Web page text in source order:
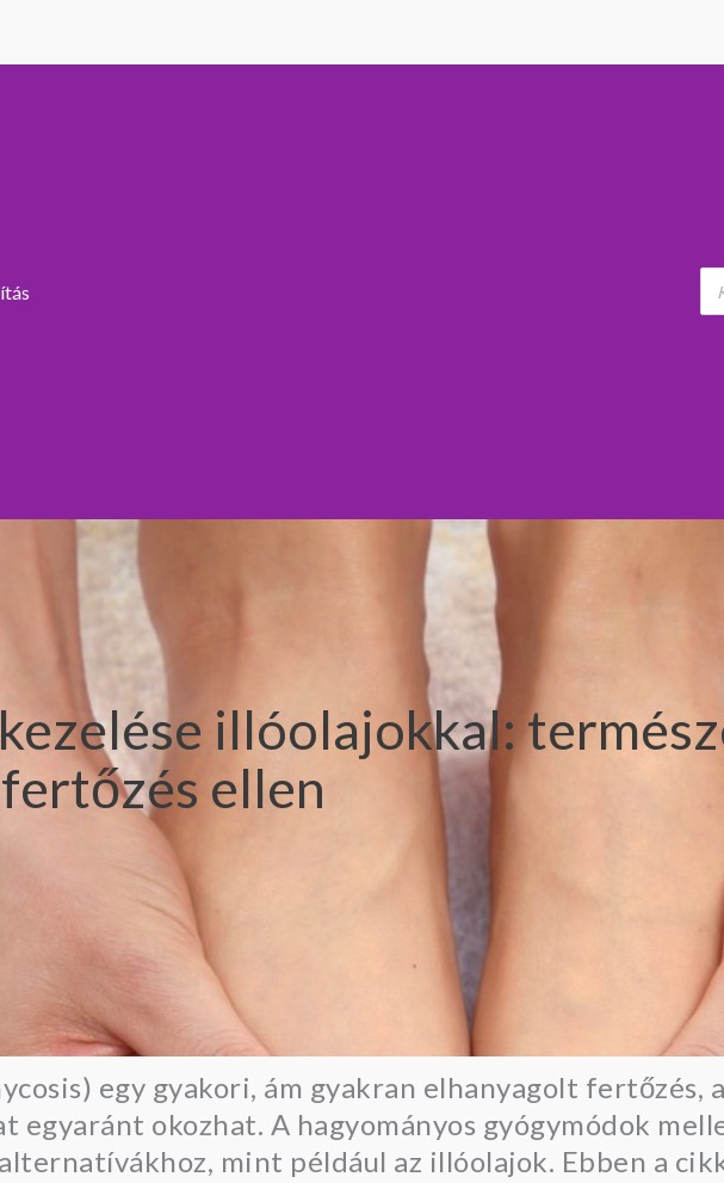
illóolajokkal:
ellen
egy gyakori, ám gyakran elhanyagolt fertőzés,
egyaránt okozhat. A hagyományos gyógymódok
mint például az illóolajok. Ebben a